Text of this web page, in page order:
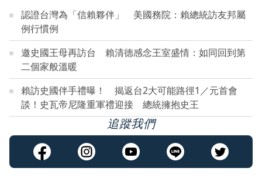
認證台灣為「信賴夥伴」 美國務院：賴總統訪友邦屬
例行慣例
邀史國王母再訪台 賴清德感念王室盛情：如同回到第
二個家般溫暖
賴訪史國伴手禮曝！ 揭返台2大可能路徑1／元首會
談！史瓦帝尼隆重軍禮迎接 總統擁抱史王
追蹤我們